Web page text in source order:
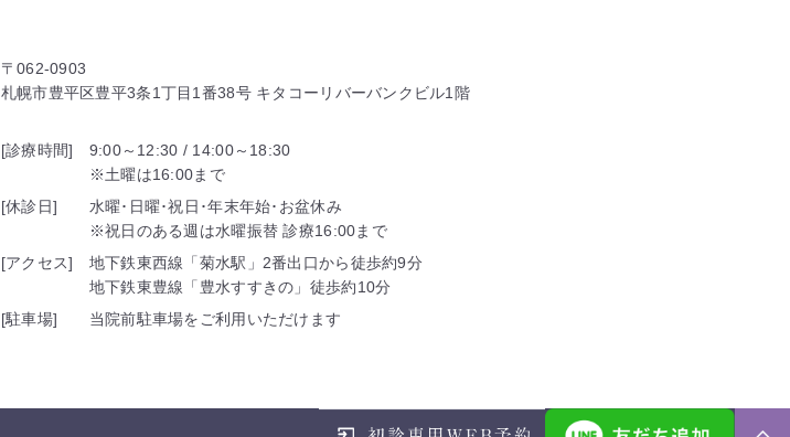
〒062-0903
札幌市豊平区豊平3条1丁目1番38号 キタコーリバーバンクビル1階
[診療時間]
9:00～12:30 / 14:00～18:30
※土曜は16:00まで
[休診日]
水曜･日曜･祝日･年末年始･お盆休み
※祝日のある週は水曜振替 診療16:00まで
[アクセス]
地下鉄東西線「菊水駅」2番出口から徒歩約9分
地下鉄東豊線「豊水すすきの」徒歩約10分
[駐車場]
当院前駐車場をご利用いただけます